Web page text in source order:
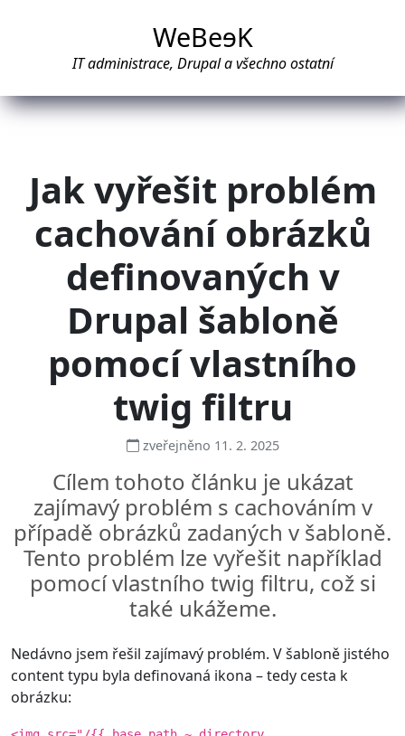
WeBeeK
IT administrace, Drupal a všechno ostatní
Jak vyřešit problém
cachování obrázků
definovaných v
Drupal šabloně
pomocí vlastního
twig filtru
zveřejněno 11. 2. 2025
Cílem tohoto článku je ukázat
zajímavý problém s cachováním v
případě obrázků zadaných v šabloně.
Tento problém lze vyřešit například
pomocí vlastního twig filtru, což si
také ukážeme.
Nedávno jsem řešil zajímavý problém. V šabloně jistého
content typu byla definovaná ikona – tedy cesta k
obrázku: